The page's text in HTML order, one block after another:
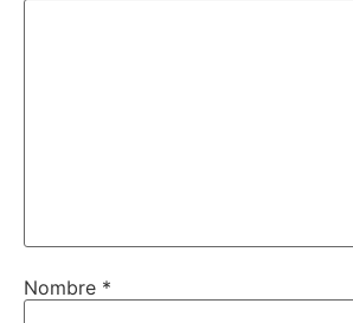
Nombre *